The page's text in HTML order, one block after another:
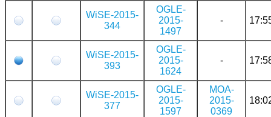
WiSE-2015-
344
OGLE-
2015-
1497
-
WiSE-2015-
393
OGLE-
2015-
1624
-
WiSE-2015-
377
OGLE-
2015-
1597
MOA-
2015-
0369